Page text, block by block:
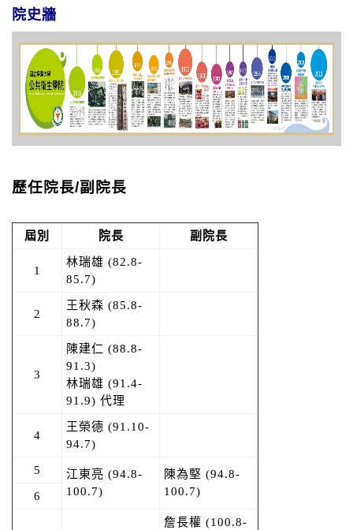
院史牆
歷任院長/副院長
屆別 院長 副院長
1
林瑞雄 (82.8-
85.7)
2
王秋森 (85.8-
88.7)
3
陳建仁 (88.8-
91.3)
林瑞雄 (91.4-
91.9) 代理
4
王榮德 (91.10-
94.7)
5
江東亮 (94.8-
100.7)
陳為堅 (94.8-
100.7)
6
詹長權 (100.8-